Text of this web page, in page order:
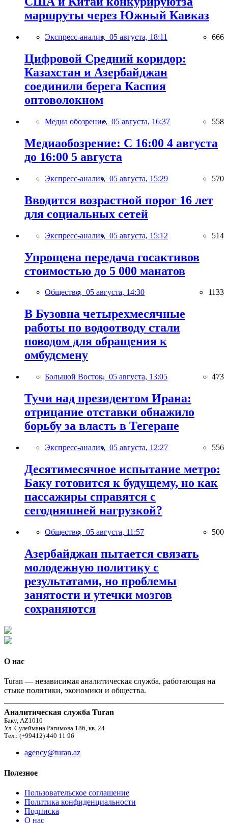
маршруты через Южный Кавказ
Экспресс-анализ, 05 августа, 18:11 666
Цифровой Средний коридор:
Казахстан и Азербайджан
соединили берега Каспия
оптоволокном
Медиа обозрение, 05 августа, 16:37 558
Медиаобозрение: С 16:00 4 августа
до 16:00 5 августа
Экспресс-анализ, 05 августа, 15:29 570
Вводится возрастной порог 16 лет
для социальных сетей
Экспресс-анализ, 05 августа, 15:12 514
Упрощена передача госактивов
стоимостью до 5 000 манатов
Общество, 05 августа, 14:30 1133
В Бузовна четырехмесячные
работы по водоотводу стали
поводом для обращения к
омбудсмену
Большой Восток, 05 августа, 13:05 473
Тучи над президентом Ирана:
отрицание отставки обнажило
борьбу за власть в Тегеране
Экспресс-анализ, 05 августа, 12:27 556
Десятимесячное испытание метро:
Баку готовится к будущему, но как
пассажиры справятся с
сегодняшней нагрузкой?
Общество, 05 августа, 11:57 500
Азербайджан пытается связать
молодежную политику с
результатами, но проблемы
занятости и утечки мозгов
сохраняются
О нас
Turan — независимая аналитическая служба, работающая на
стыке политики, экономики и общества.
Аналитическая служба Turan
Баку, AZ1010
Ул. Сулеймана Рагимова 186, кв. 24
Тел.: (+99412) 440 11 96
agency@turan.az
Полезное
Пользовательское соглашение
Политика конфиденциальности
Подписка
О нас